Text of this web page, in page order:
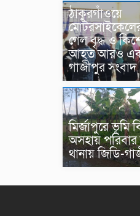
ঠাকুরগাঁওয়ে
মোটরসাইকেলের
গেল বৃদ্ধ ও
আহত আরও
গাজীপুর সংবাদ
মির্জাপুরে ভূমি
অসহায় পরিবার
থানায় জিডি-